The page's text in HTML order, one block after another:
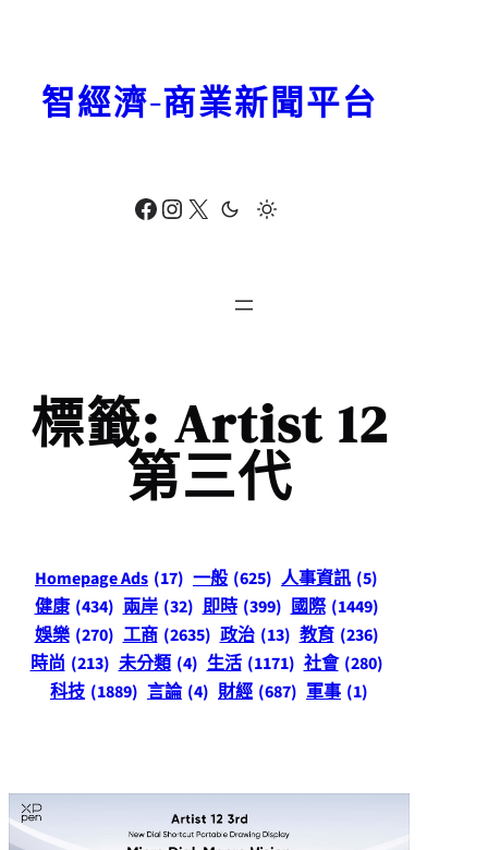
Facebook Instagram X
智經濟-商業新聞平台
標籤: Artist 12
第三代
Homepage Ads (17) 一般 (625) 人事資訊 (5)
健康 (434) 兩岸 (32) 即時 (399) 國際 (1449)
娛樂 (270) 工商 (2635) 政治 (13) 教育 (236)
時尚 (213) 未分類 (4) 生活 (1171) 社會 (280)
科技 (1889) 言論 (4) 財經 (687) 軍事 (1)